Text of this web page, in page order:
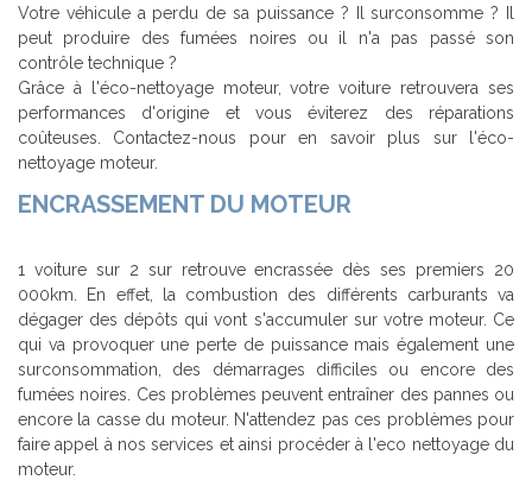
Votre véhicule a perdu de sa puissance ? Il surconsomme ? Il
peut produire des fumées noires ou il n'a pas passé son
contrôle technique ?
Grâce à l'éco-nettoyage moteur, votre voiture retrouvera ses
performances d'origine et vous éviterez des réparations
coûteuses. Contactez-nous pour en savoir plus sur l'éco-
nettoyage moteur.
ENCRASSEMENT DU MOTEUR
1 voiture sur 2 sur retrouve encrassée dès ses premiers 20
000km. En effet, la combustion des différents carburants va
dégager des dépôts qui vont s'accumuler sur votre moteur. Ce
qui va provoquer une perte de puissance mais également une
surconsommation, des démarrages difficiles ou encore des
fumées noires. Ces problèmes peuvent entraîner des pannes ou
encore la casse du moteur. N'attendez pas ces problèmes pour
faire appel à nos services et ainsi procéder à l'eco nettoyage du
moteur.